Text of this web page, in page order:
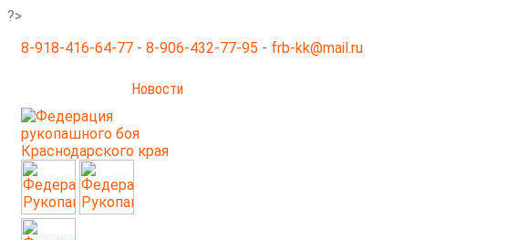
?>
8-918-416-64-77 - 8-906-432-77-95 - frb-kk@mail.ru
Новости